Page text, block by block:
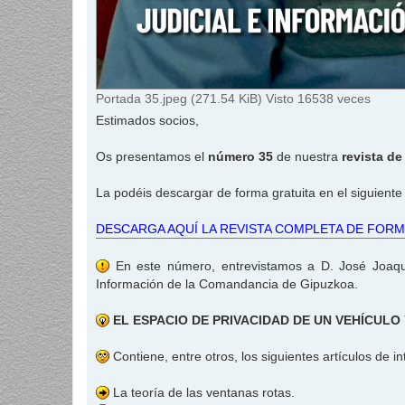
Portada 35.jpeg (271.54 KiB) Visto 16538 veces
Estimados socios,
Os presentamos el número 35 de nuestra revista de
La podéis descargar de forma gratuita en el
DESCARGA AQUÍ LA REVISTA COMPLETA DE
En este número, entrevistamos a D. José
Información de la Comandancia de Gipuzkoa.
EL ESPACIO DE PRIVACIDAD DE UN
Contiene, entre otros, los siguientes artículos de
La teoría de las ventanas rotas.